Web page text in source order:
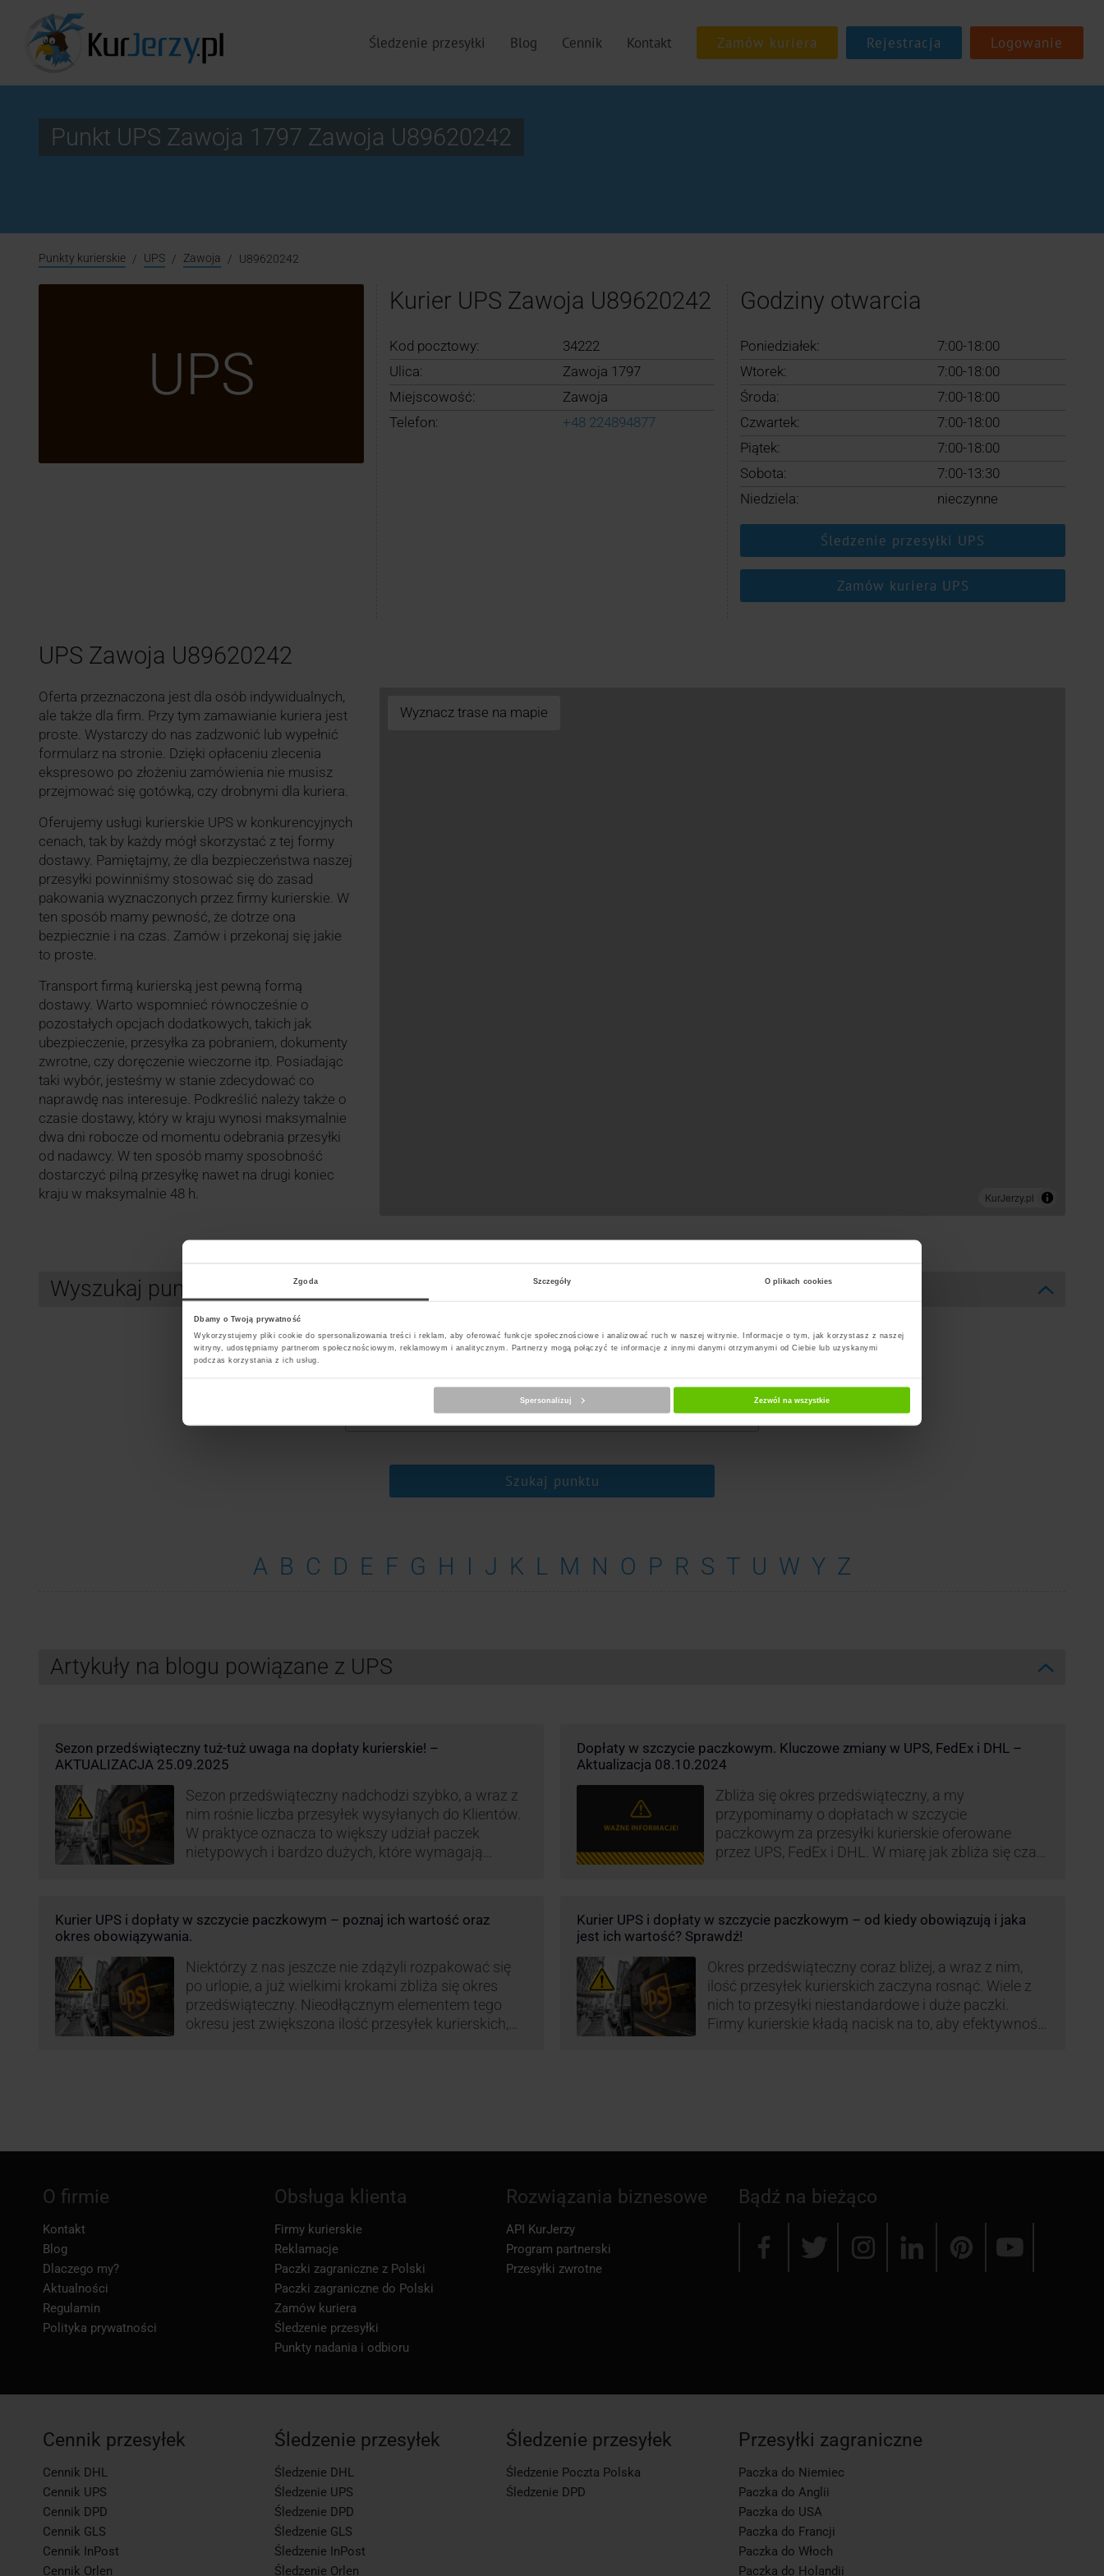
Zgoda Szczegóły O plikach cookies
Dbamy o Twoją prywatność
Wykorzystujemy pliki cookie do spersonalizowania treści i reklam, aby oferować funkcje społecznościowe i analizować ruch w naszej witrynie. Informacje o tym, jak korzystasz z naszej
witryny, udostępniamy partnerom społecznościowym, reklamowym i analitycznym. Partnerzy mogą połączyć te informacje z innymi danymi otrzymanymi od Ciebie lub uzyskanymi
podczas korzystania z ich usług.
Spersonalizuj Zezwól na wszystkie
Śledzenie przesyłki Blog Cennik Kontakt Rejestracja Logowanie
Punkt UPS Zawoja 1797 Zawoja U89620242
Punkty kurierskie UPS Zawoja U89620242
UPS
Kurier UPS Zawoja U89620242
Kod pocztowy:
34222
Ulica:
Zawoja 1797
Miejscowość:
Zawoja
Telefon:
+48 224894877
Godziny otwarcia
Poniedziałek:
7:00-18:00
Wtorek:
7:00-18:00
Środa:
7:00-18:00
Czwartek:
7:00-18:00
Piątek:
7:00-18:00
Sobota:
7:00-13:30
Niedziela:
nieczynne
Śledzenie przesyłki UPS
Zamów kuriera UPS
UPS Zawoja U89620242
Oferta przeznaczona jest dla osób indywidualnych,
ale także dla firm. Przy tym zamawianie kuriera jest
proste. Wystarczy do nas zadzwonić lub wypełnić
formularz na stronie. Dzięki opłaceniu zlecenia
ekspresowo po złożeniu zamówienia nie musisz
przejmować się gotówką, czy drobnymi dla kuriera.
Oferujemy usługi kurierskie UPS w konkurencyjnych
cenach, tak by każdy mógł skorzystać z tej formy
dostawy. Pamiętajmy, że dla bezpieczeństwa naszej
przesyłki powinniśmy stosować się do zasad
pakowania wyznaczonych przez firmy kurierskie. W
ten sposób mamy pewność, że dotrze ona
bezpiecznie i na czas. Zamów i przekonaj się jakie
to proste.
Transport firmą kurierską jest pewną formą
dostawy. Warto wspomnieć równocześnie o
pozostałych opcjach dodatkowych, takich jak
ubezpieczenie, przesyłka za pobraniem, dokumenty
zwrotne, czy doręczenie wieczorne itp. Posiadając
taki wybór, jesteśmy w stanie zdecydować co
naprawdę nas interesuje. Podkreślić należy także o
czasie dostawy, który w kraju wynosi maksymalnie
dwa dni robocze od momentu odebrania przesyłki
od nadawcy. W ten sposób mamy sposobność
dostarczyć pilną przesyłkę nawet na drugi koniec
kraju w maksymalnie 48 h.
Wyznacz trase na mapie
Wyszukaj punkt kurierski UPS
Search
Szukaj punktu
A B C D E F G H I J K L M N O P R S T U W Y Z
Artykuły na blogu powiązane z UPS
Sezon przedświąteczny tuż-tuż uwaga na dopłaty kurierskie! –
AKTUALIZACJA 25.09.2025
Sezon przedświąteczny nadchodzi szybko, a wraz z
nim rośnie liczba przesyłek wysyłanych do Klientów.
W praktyce oznacza to większy udział paczek
nietypowych i bardzo dużych, które wymagają
terminowość i jakość dostaw.
Dopłaty w szczycie paczkowym. Kluczowe zmiany w UPS, FedEx i DHL –
Aktualizacja 08.10.2024
Zbliża się okres przedświąteczny, a my
przypominamy o dopłatach w szczycie
paczkowym za przesyłki kurierskie oferowane
przez UPS, FedEx i DHL. W miarę jak zbliża się czas
oraz zapewnienie wysokiego poziomu
świadczonych usług. Dodatkowo przewoźnik UPS
wprowadzi nowe opłaty opisane …
Kurier UPS i dopłaty w szczycie paczkowym – poznaj ich wartość oraz
okres obowiązywania.
Niektórzy z nas jeszcze nie zdążyli rozpakować się
po urlopie, a już wielkimi krokami zbliża się okres
przedświąteczny. Nieodłącznym elementem tego
okresu jest zwiększona ilość przesyłek kurierskich,
Kurier UPS i dopłaty w szczycie paczkowym – od kiedy obowiązują i jaka
jest ich wartość? Sprawdź!
Okres przedświąteczny coraz bliżej, a wraz z nim,
ilość przesyłek kurierskich zaczyna rosnąć. Wiele z
nich to przesyłki niestandardowe i duże paczki.
Firmy kurierskie kładą nacisk na to, aby efektywność
Bądź na bieżąco
O firmie
Kontakt
Blog
Dlaczego my?
Aktualności
Regulamin
Polityka prywatności
Obsługa klienta
Firmy kurierskie
Reklamacje
Paczki zagraniczne z Polski
Paczki zagraniczne do Polski
Zamów kuriera
Śledzenie przesyłki
Punkty nadania i odbioru
Rozwiązania biznesowe
API KurJerzy
Program partnerski
Przesyłki zwrotne
Cennik przesyłek
Cennik DHL
Cennik UPS
Cennik DPD
Cennik GLS
Cennik InPost
Cennik Orlen
Śledzenie przesyłek
Śledzenie DHL
Śledzenie UPS
Śledzenie DPD
Śledzenie GLS
Śledzenie InPost
Śledzenie Orlen
Śledzenie przesyłek
Śledzenie Poczta Polska
Śledzenie DPD
Przesyłki zagraniczne
Paczka do Niemiec
Paczka do Anglii
Paczka do USA
Paczka do Francji
Paczka do Włoch
Paczka do Holandii